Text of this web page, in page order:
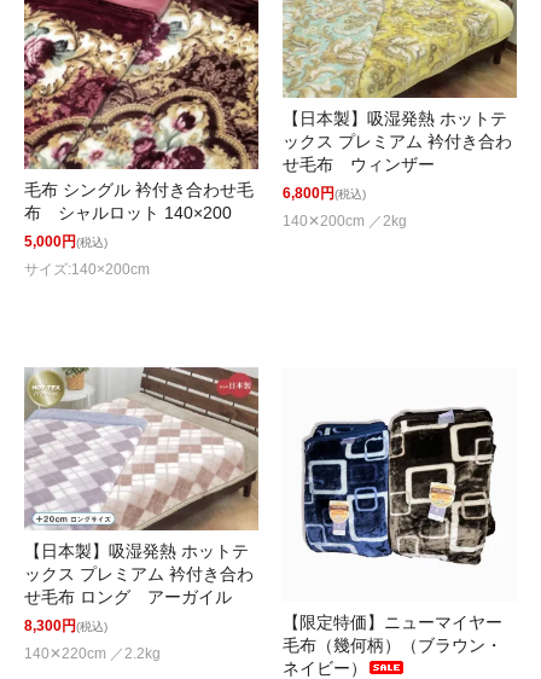
毛布 シングル 衿付き合わせ毛
布 シャルロット 140×200
5,000円(税込)
サイズ:140×200cm
【日本製】吸湿発熱 ホットテ
ックス プレミアム 衿付き合わ
せ毛布 ウィンザー
6,800円(税込)
140✕200cm ／2kg
【日本製】吸湿発熱 ホットテ
ックス プレミアム 衿付き合わ
せ毛布 ロング アーガイル
8,300円(税込)
140✕220cm ／2.2kg
【限定特価】ニューマイヤー
毛布（幾何柄）（ブラウン・
ネイビー）